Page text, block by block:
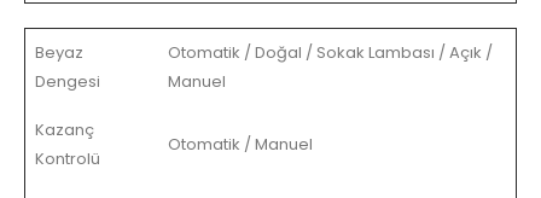
Beyaz
Dengesi
Otomatik / Doğal / Sokak Lambası / Açık /
Manuel
Kazanç
Kontrolü
Otomatik / Manuel